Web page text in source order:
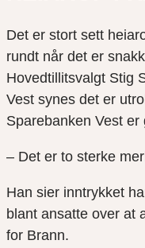
Det er stort sett
rundt når det er
Hovedtillitsvalgt Stig
Vest synes det er
Sparebanken Vest
– Det er to sterke
Han sier inntrykket
blant ansatte over at
for Brann.